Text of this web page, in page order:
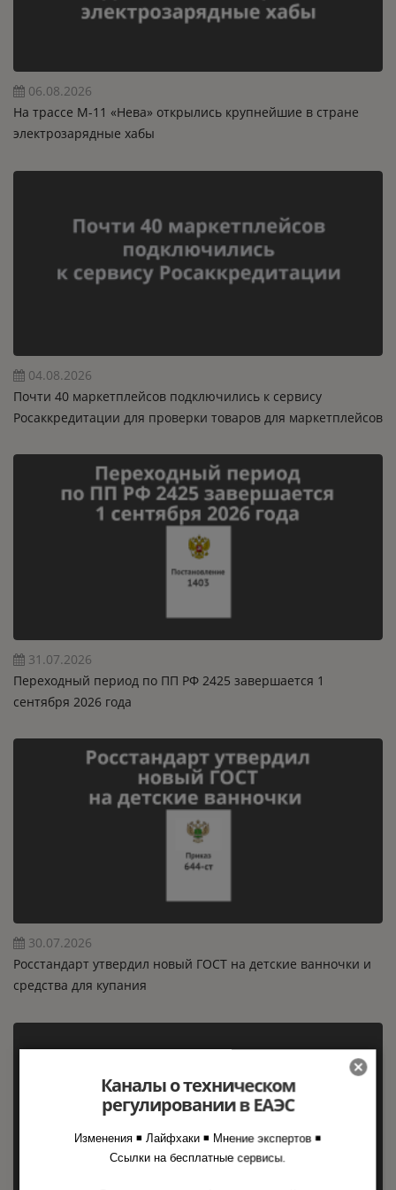
06.08.2026
На трассе М-11 «Нева» открылись крупнейшие в стране
электрозарядные хабы
04.08.2026
Почти 40 маркетплейсов подключились к сервису
Росаккредитации для проверки товаров для маркетплейсов
31.07.2026
Переходный период по ПП РФ 2425 завершается 1
сентября 2026 года
30.07.2026
Росстандарт утвердил новый ГОСТ на детские ванночки и
средства для купания
Каналы о техническом
регулировании в ЕАЭС
Изменения ◾ Лайфхаки ◾ Мнение экспертов ◾
Ссылки на бесплатные сервисы.